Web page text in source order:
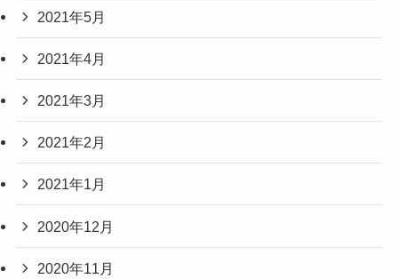
2021年5月
2021年4月
2021年3月
2021年2月
2021年1月
2020年12月
2020年11月